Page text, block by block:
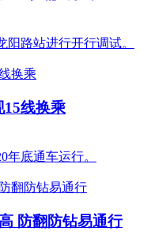
路站进行开行调试。
15线换乘
年底通车运行。
防翻防钻易通行